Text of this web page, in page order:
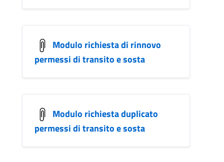
Modulo richiesta di rinnovo
permessi di transito e sosta
Modulo richiesta duplicato
permessi di transito e sosta